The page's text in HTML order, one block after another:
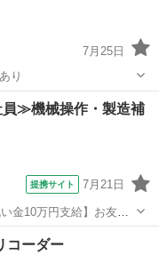
7月25日
管 使用感あり
≫機械操作・製造補
提携サイト 7月21日
金10万円支給】お友達
なしでプライベート充
社員登用制度あり★1食
コーダー